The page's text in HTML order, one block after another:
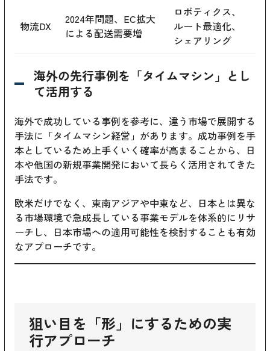
物流DX
2024年問題、EC拡大
による配送需要増
ロボティクス、
ルート最適化、
シェアリング
海外の先行事例を「タイムマシン」とし
て活用する
海外で成功している事例を参考に、違う市場で展開する
手法に「タイムマシン経営」があります。成功事例を手
本としているため上手くいく確率が高まることから、日
本や他国の新規事業開発において長らく活用されてきた
手法です。
欧米だけでなく、東南アジアや中東など、日本とは異な
る市場環境で急成長している事業モデルを体系的にリサ
ーチし、日本市場への適用可能性を検討することも有効
なアプローチです。
狙い目を「形」にするための実
行アプローチ